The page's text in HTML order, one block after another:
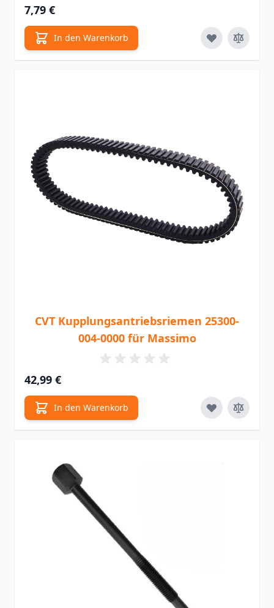
7,79 €
In den Warenkorb
CVT Kupplungsantriebsriemen 25300-
004-0000 für Massimo
42,99 €
In den Warenkorb